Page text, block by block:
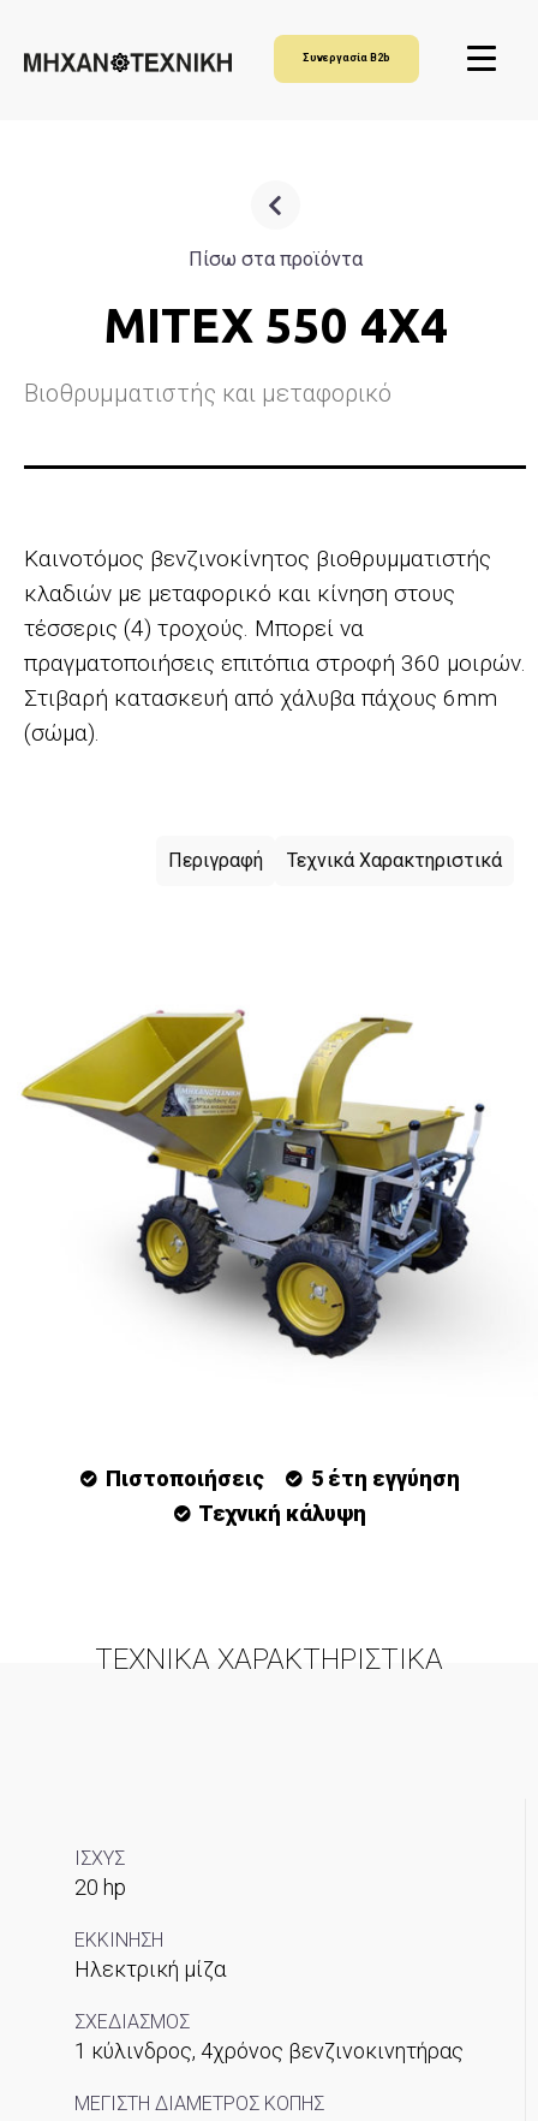
Συνεργασία B2b
Πίσω στα προϊόντα
MITEX 550 4X4
Βιοθρυμματιστής και μεταφορικό
Καινοτόμος βενζινοκίνητος βιοθρυμματιστής
κλαδιών με μεταφορικό και κίνηση στους
τέσσερις (4) τροχούς. Μπορεί να
πραγματοποιήσεις επιτόπια στροφή 360 μοιρών.
Στιβαρή κατασκευή από χάλυβα πάχους 6mm
(σώμα).
Περιγραφή Τεχνικά Χαρακτηριστικά
Πιστοποιήσεις
5 έτη εγγύηση
Τεχνική κάλυψη
ΤΕΧΝΙΚΑ ΧΑΡΑΚΤΗΡΙΣΤΙΚΑ
ΙΣΧΥΣ
20 hp
ΕΚΚΙΝΗΣΗ
Ηλεκτρική μίζα
ΣΧΕΔΙΑΣΜΟΣ
1 κύλινδρος, 4χρόνος βενζινοκινητήρας
ΜΕΓΙΣΤΗ ΔΙΑΜΕΤΡΟΣ ΚΟΠΗΣ